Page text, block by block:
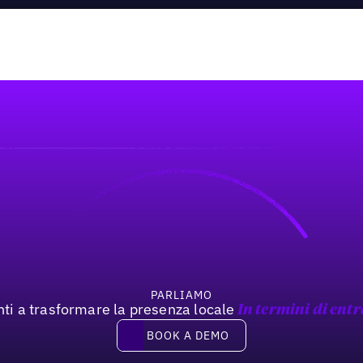
PARLIAMO
a trasformare la presenza locale In termini di
Book a demo
BOOK A DEMO